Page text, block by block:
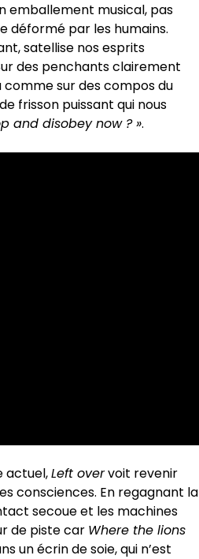
emballement musical, pas
déformé par les humains.
satellise nos esprits
des penchants clairement
comme sur des compos du
frisson puissant qui nous
and disobey now ? ».
actuel,Left overvoit revenir
consciences. En regagnant la
secoue et les machines
de piste car Where the lions
un écrin de soie, qui n’est